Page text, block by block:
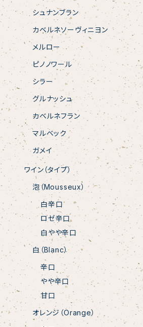
シュナンブラン
カベルネソーヴィニヨン
メルロー
ピノノワール
シラー
グルナッシュ
カベルネフラン
マルベック
ガメイ
ワイン（タイプ）
泡（Mousseux）
白辛口
ロゼ辛口
白やや辛口
白（Blanc）
辛口
やや辛口
甘口
オレンジ（Orange）